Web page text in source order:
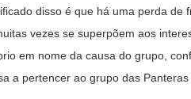
disso é que há uma perda
vezes se superpõem aos
em nome da causa do grupo,
a pertencer ao grupo das Panteras